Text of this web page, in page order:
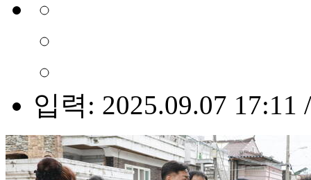
입력: 2025.09.07 17:11